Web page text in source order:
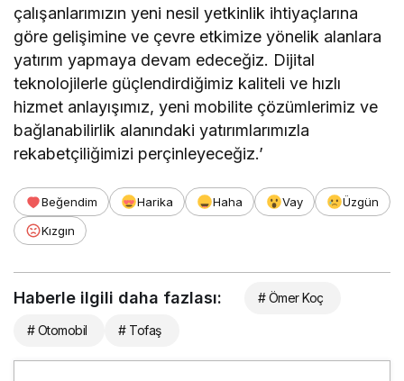
çalışanlarımızın yeni nesil yetkinlik ihtiyaçlarına
göre gelişimine ve çevre etkimize yönelik alanlara
yatırım yapmaya devam edeceğiz. Dijital
teknolojilerle güçlendirdiğimiz kaliteli ve hızlı
hizmet anlayışımız, yeni mobilite çözümlerimiz ve
bağlanabilirlik alanındaki yatırımlarımızla
rekabetçiliğimizi perçinleyeceğiz.’
Beğendim Harika Haha Vay
Üzgün
Kızgın
Haberle ilgili daha fazlası: # Ömer Koç
# Otomobil # Tofaş